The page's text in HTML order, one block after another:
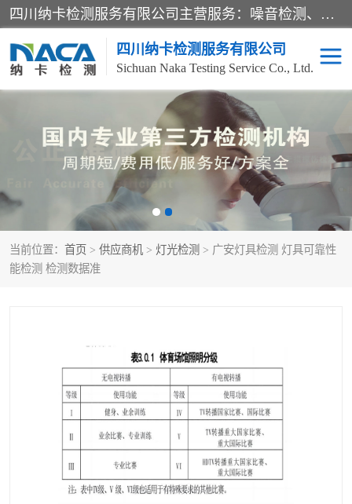
四川纳卡检测服务有限公司主营服务：噪音检测、灯光检测、防护网检测、磁性检测、无损检测、燃烧等级检测；本着严谨、规范的态度严格执行国家现行标准、规范及规程，奉行“科学公正、准确、持续改进、诚信服务”的企业价值和“科学、信誉、服务”的企业宗旨，竭诚为广大客户服务。
四川纳卡检测服务有限公司
Sichuan Naka Testing Service Co., Ltd.
当前位置： 首页 > 供应商机 > 灯光检测 > 广安灯具检测 灯具可靠性
能检测 检测数据准
噪音检测 灯光检测
防护网检测 磁性检测
燃烧等级检测
可靠性检测 产品检测